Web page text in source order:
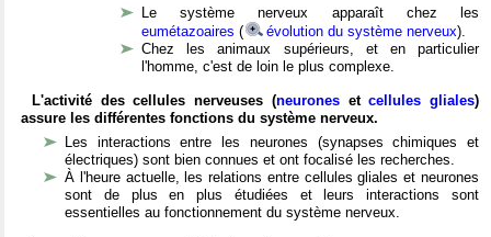
Le système nerveux apparaît chez les
eumétazoaires ( évolution du système nerveux).
Chez les animaux supérieurs, et en particulier
l'homme, c'est de loin le plus complexe.
L'activité des cellules nerveuses (neuronesetcellules gliales)
assure les différentes fonctions du système nerveux.
Les interactions entre les neurones (synapses chimiques et
électriques) sont bien connues et ont focalisé les recherches.
À l'heure actuelle, les relations entre cellules gliales et neurones
sont de plus en plus étudiées et leurs interactions sont
essentielles au fonctionnement du système nerveux.